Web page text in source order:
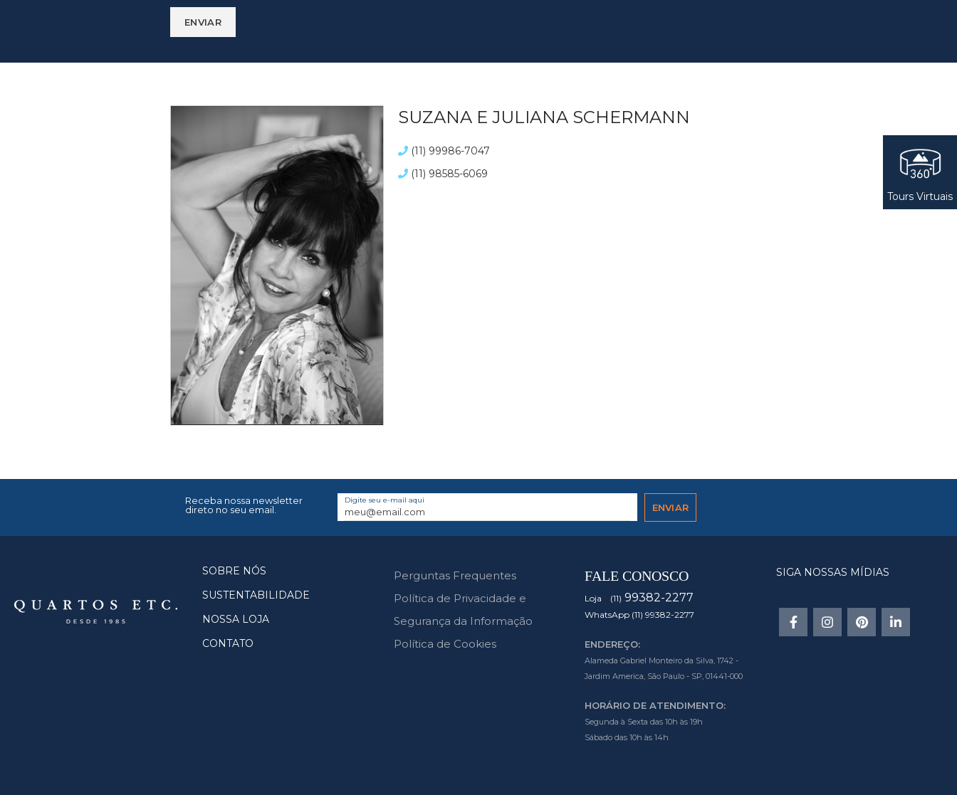
SUZANA E JULIANA SCHERMANN
(11) 99986-7047
(11) 98585-6069
Receba nossa newsletter
direto no seu email.
Digite seu e-mail aqui
SOBRE NÓS
SUSTENTABILIDADE
NOSSA LOJA
CONTATO
Perguntas Frequentes
Política de Privacidade e
Segurança da Informação
Política de Cookies
FALE CONOSCO
Loja (11) 99382-2277
WhatsApp (11) 99382-2277
ENDEREÇO:
Alameda Gabriel Monteiro da Silva, 1742 -
Jardim America, São Paulo - SP, 01441-000
HORÁRIO DE ATENDIMENTO:
Segunda à Sexta das 10h às 19h
Sábado das 10h às 14h
SIGA NOSSAS MÍDIAS
Tours Virtuais